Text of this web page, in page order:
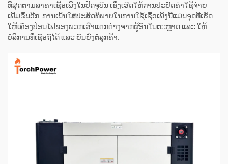
ທີ່ສຸດຕາມລາຄາເຊື້ອເພິງໃນປັດຈຸບັນ ເຊິ່ງເຮັດໃຫ້ການປະຢັດຄ່າໃຊ້ຈ່າຍ
ເພີ່ມຂຶ້ນອີກ. ການເນັ້ນໃສ່ປະສິດທິພາບໃນການໃຊ້ເຊື້ອເພິງນີ້ແມ່ນຈຸດທີ່ເຮັດ
ໃຫ້ເຄື່ອງປ່ອນໄຟຂອງພວກເຮົາແຕກຕ່າງຈາກຜູ້ອື່ນໃນຕະຫຼາດ ແລະ ໃຫ້
ບໍລິການທີ່ເຊື່ອຖືໄດ້ ແລະ ຍືນຍົງຕໍ່ລູກຄ້າ.